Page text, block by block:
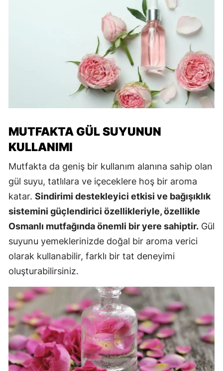
MUTFAKTA GÜL SUYUNUN
KULLANIMI
Mutfakta da geniş bir kullanım alanına sahip olan
gül suyu, tatlılara ve içeceklere hoş bir aroma
katar. Sindirimi destekleyici etkisi ve bağışıklık
sistemini güçlendirici özellikleriyle, özellikle
Osmanlı mutfağında önemli bir yere sahiptir. Gül
suyunu yemeklerinizde doğal bir aroma verici
olarak kullanabilir, farklı bir tat deneyimi
oluşturabilirsiniz.